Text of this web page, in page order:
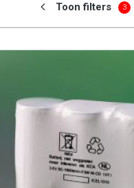
Toon filters 3